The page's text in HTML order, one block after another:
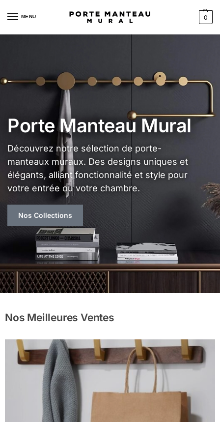
MENU 0
Porte Manteau Mural
Découvrez notre sélection de porte-
manteaux muraux. Des designs uniques et
élégants, alliant fonctionnalité et style pour
votre entrée ou votre chambre.
Nos Collections
Nos Meilleures Ventes